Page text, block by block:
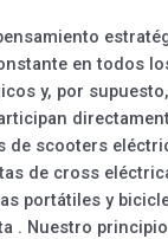
en todos
y, por
de scooters
de cross
portátiles y
. Nuestro